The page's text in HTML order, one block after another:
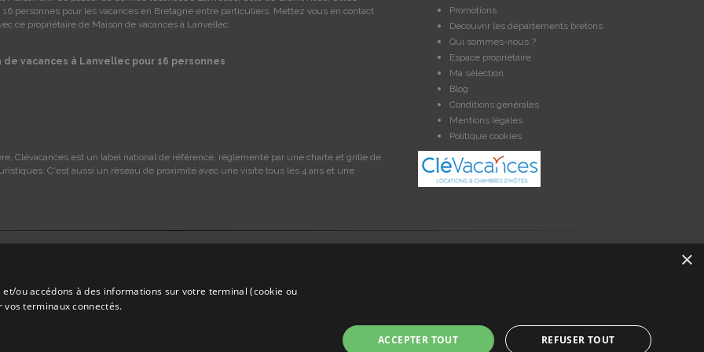
16 personnes pour les vacances en Bretagne entre particuliers. Mettez vous en contact
ce propriétaire de Maison de vacances à Lanvellec.
de vacances à Lanvellec pour 16 personnes
Promotions
Découvrir les départements bretons
Qui sommes-nous ?
Espace propriétaire
Ma sélection
Blog
Conditions générales
Mentions légales
Politique cookies
Clévacances est un label national de référence, réglementé par une charte et grille de
C'est aussi un réseau de proximité avec une visite tous les 4 ans et une
sur les locations, c'est simplement un annuaire d'hébergements de vacances en Bretagne, un service de petites annonces de location
×
ou accédons à des informations sur votre terminal (cookie ou
terminaux connectés.
ACCEPTER TOUT REFUSER TOUT